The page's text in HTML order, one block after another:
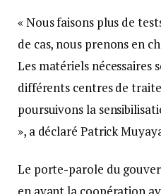
« Nous faisons plus de
de cas, nous prenons en
Les matériels nécessaires
différents centres de
poursuivons la
», a déclaré Patrick
Le porte-parole du
en avant la coopération